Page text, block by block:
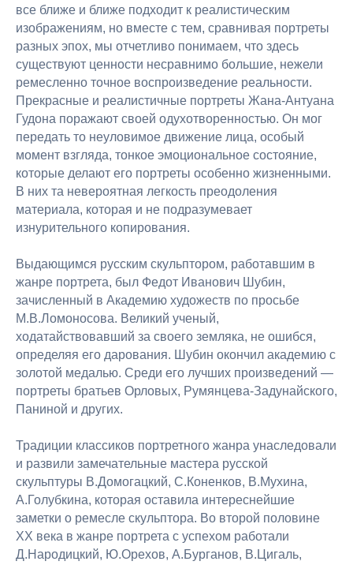
все ближе и ближе подходит к реалистическим
изображениям, но вместе с тем, сравнивая портреты
разных эпох, мы отчетливо понимаем, что здесь
существуют ценности несравнимо большие, нежели
ремесленно точное воспроизведение реальности.
Прекрасные и реалистичные портреты Жана-Антуана
Гудона поражают своей одухотворенностью. Он мог
передать то неуловимое движение лица, особый
момент взгляда, тонкое эмоциональное состояние,
которые делают его портреты особенно жизненными.
В них та невероятная легкость преодоления
материала, которая и не подразумевает
изнурительного копирования.
Выдающимся русским скульптором, работавшим в
жанре портрета, был Федот Иванович Шубин,
зачисленный в Академию художеств по просьбе
М.В.Ломоносова. Великий ученый,
ходатайствовавший за своего земляка, не ошибся,
определяя его дарования. Шубин окончил академию с
золотой медалью. Среди его лучших произведений —
портреты братьев Орловых, Румянцева-Задунайского,
Паниной и других.
Традиции классиков портретного жанра унаследовали
и развили замечательные мастера русской
скульптуры В.Домогацкий, С.Коненков, В.Мухина,
А.Голубкина, которая оставила интереснейшие
заметки о ремесле скульптора. Во второй половине
ХХ века в жанре портрета с успехом работали
Д.Народицкий, Ю.Орехов, А.Бурганов, В.Цигаль,